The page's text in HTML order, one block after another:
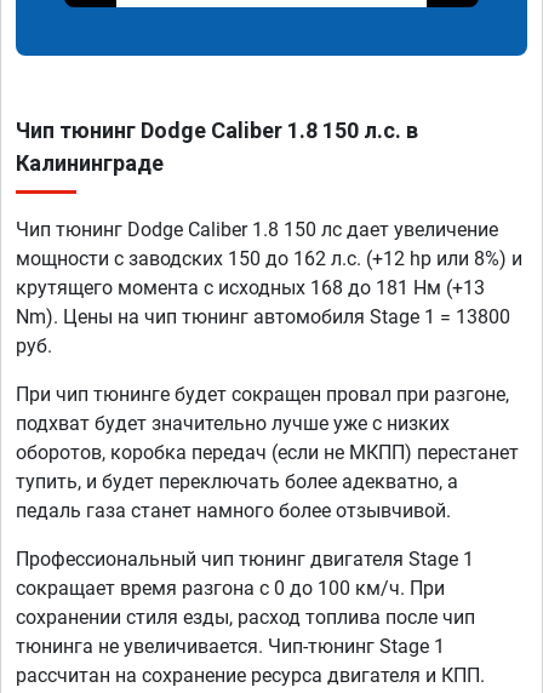
Чип тюнинг Dodge Caliber 1.8 150 л.с. в
Калининграде
Чип тюнинг Dodge Caliber 1.8 150 лс дает увеличение
мощности с заводских 150 до 162 л.с. (+12 hp или 8%) и
крутящего момента с исходных 168 до 181 Нм (+13
Nm). Цены на чип тюнинг автомобиля Stage 1 = 13800
руб.
При чип тюнинге будет сокращен провал при разгоне,
подхват будет значительно лучше уже с низких
оборотов, коробка передач (если не МКПП) перестанет
тупить, и будет переключать более адекватно, а
педаль газа станет намного более отзывчивой.
Профессиональный чип тюнинг двигателя Stage 1
сокращает время разгона с 0 до 100 км/ч. При
сохранении стиля езды, расход топлива после чип
тюнинга не увеличивается. Чип-тюнинг Stage 1
рассчитан на сохранение ресурса двигателя и КПП.